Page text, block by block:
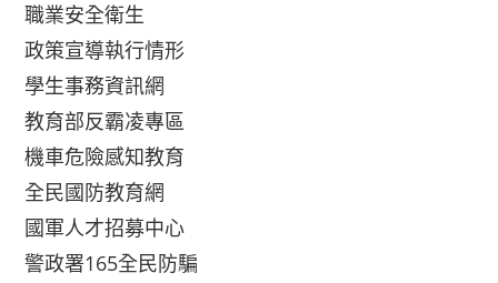
職業安全衛生
政策宣導執行情形
學生事務資訊網
教育部反霸凌專區
機車危險感知教育
全民國防教育網
國軍人才招募中心
警政署165全民防騙